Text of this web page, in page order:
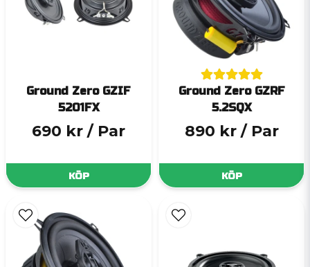
Ground Zero GZIF
5201FX
690 kr / Par
KÖP
Ground Zero GZRF
5.2SQX
890 kr / Par
KÖP